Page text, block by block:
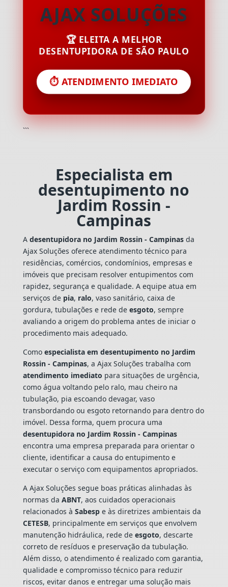
AJAX SOLUÇÕES
🏆 ELEITA A MELHOR
DESENTUPIDORA DE SÃO PAULO
⏱️ ATENDIMENTO IMEDIATO
```
Especialista em
desentupimento no
Jardim Rossin -
Campinas
A desentupidora no Jardim Rossin - Campinasda
Ajax Soluções oferece atendimento técnico para
residências, comércios, condomínios, empresas e
imóveis que precisam resolver entupimentos com
rapidez, segurança e qualidade. A equipe atua em
serviços de pia, ralo, vaso sanitário, caixa de
gordura, tubulações e rede de esgoto, sempre
avaliando a origem do problema antes de iniciar o
procedimento mais adequado.
Como especialista em desentupimento no Jardim
Rossin - Campinas, a Ajax Soluções trabalha com
atendimento imediato para situações de urgência,
como água voltando pelo ralo, mau cheiro na
tubulação, pia escoando devagar, vaso
transbordando ou esgoto retornando para dentro do
imóvel. Dessa forma, quem procura uma
desentupidora no Jardim Rossin - Campinas
encontra uma empresa preparada para orientar o
cliente, identificar a causa do entupimento e
executar o serviço com equipamentos apropriados.
A Ajax Soluções segue boas práticas alinhadas às
normas da ABNT, aos cuidados operacionais
relacionados à Sabespe às diretrizes ambientais da
CETESB, principalmente em serviços que envolvem
manutenção hidráulica, rede de esgoto, descarte
correto de resíduos e preservação da tubulação.
Além disso, o atendimento é realizado com garantia,
qualidade e compromisso técnico para reduzir
riscos, evitar danos e entregar uma solução mais